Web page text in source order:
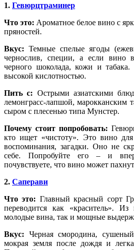
1. Гевюрцтраминер
Что это: Ароматное белое вино с
пряностей.
Вкус: Темные спелые ягоды
чернослив, специи, а если вино
черного шоколада, кожи и
высокой кислотностью.
Пить с: Острыми азиатскими
лемонграсс-лапшой, марокканским
сыром с плесенью типа Мунстер.
Почему стоит попробовать:
кто ищет «чистоту». Это вино
воспоминания, загадки. Оно не
себе. Попробуйте его – и
почувствуете, что вино может
2. Саперави
Что это: Главный красный сорт
переводится как «краситель».
молодые вина, так и мощные
Вкус: Черная смородина,
мокрая земля после дождя и